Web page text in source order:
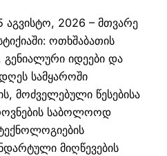
2026 – მთვარე
ოთხშაბათის
იდეები და
სამყაროში
მოძველებული წესებისა
საბოლოოდ
მიღწევების